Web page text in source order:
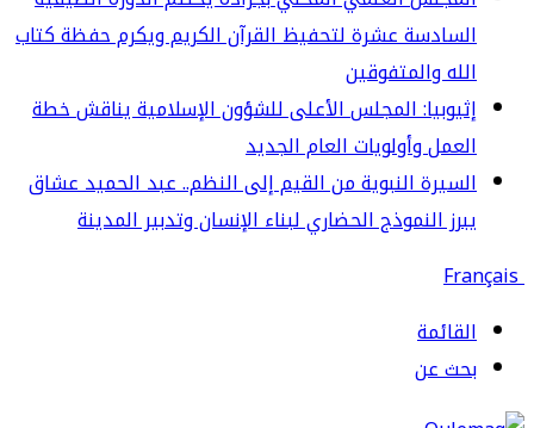
عشرة لتحفيظ القرآن الكريم ويكرم حفظة كتاب
والمتفوقين
المجلس الأعلى للشؤون الإسلامية يناقش خطة
وأولويات العام الجديد
النبوية من القيم إلى النظم.. عبد الحميد عشاق
النموذج الحضاري لبناء الإنسان وتدبير المدينة
عن